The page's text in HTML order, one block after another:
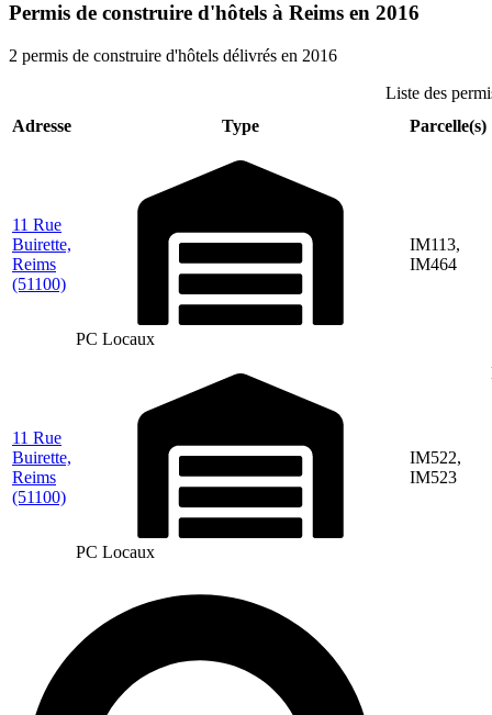
Permis de construire d'hôtels à Reims en 2016
2 permis de construire d'hôtels délivrés en 2016
Liste des
Adresse
Type Parcelle(s)
11 Rue
Buirette,
Reims
(51100)
PC Locaux
IM113,
IM464
11 Rue
Buirette,
Reims
(51100)
PC Locaux
IM522,
IM523